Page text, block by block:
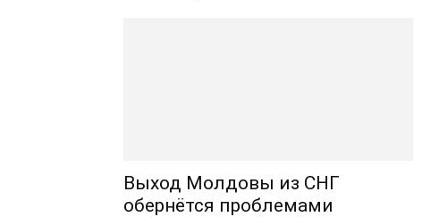
Выход Молдовы из СНГ
обернётся проблемами